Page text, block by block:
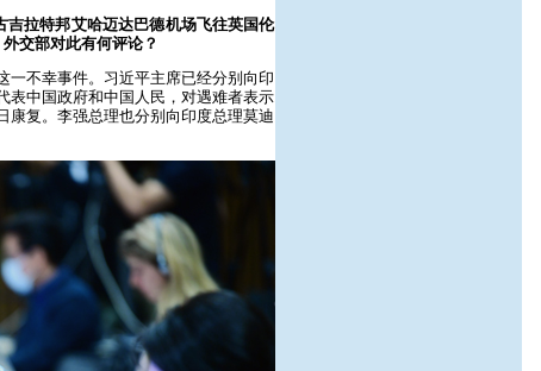
拉特邦艾哈迈达巴德机场飞往英国伦
交部对此有何评论？
一不幸事件。习近平主席已经分别向印
表中国政府和中国人民，对遇难者表示
康复。李强总理也分别向印度总理莫迪